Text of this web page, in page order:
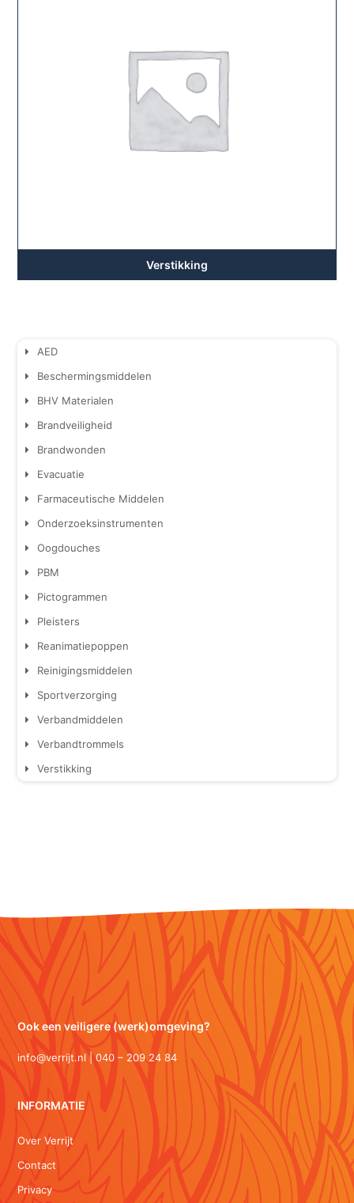
Verstikking
AED
Beschermingsmiddelen
BHV Materialen
Brandveiligheid
Brandwonden
Evacuatie
Farmaceutische Middelen
Onderzoeksinstrumenten
Oogdouches
PBM
Pictogrammen
Pleisters
Reanimatiepoppen
Reinigingsmiddelen
Sportverzorging
Verbandmiddelen
Verbandtrommels
Verstikking
Ook een veiligere (werk)omgeving?
info@verrijt.nl | 040 – 209 24 84
INFORMATIE
Over Verrijt
Contact
Privacy